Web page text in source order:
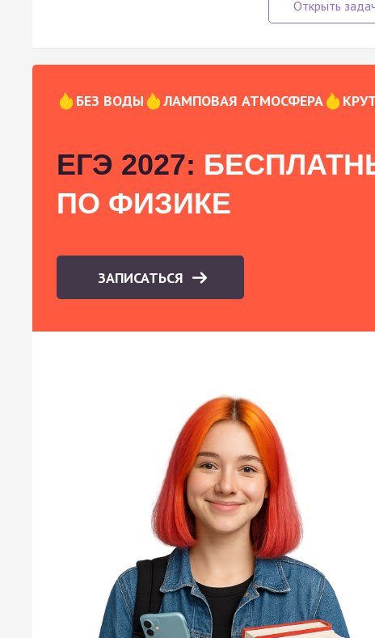
БЕЗ ВОДЫ ЛАМПОВАЯ АТМОСФЕРА
ЕГЭ 2027:
ПО ФИЗИКЕ
ЗАПИСАТЬСЯ